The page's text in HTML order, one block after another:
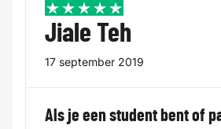
5 / 5
Jiale Teh
17 september 2019
Als je een student bent of